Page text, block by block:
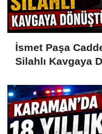
İsmet Paşa
Silahlı Kavgaya